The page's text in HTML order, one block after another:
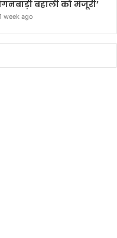
बहाली को मंजूरी’
week ago